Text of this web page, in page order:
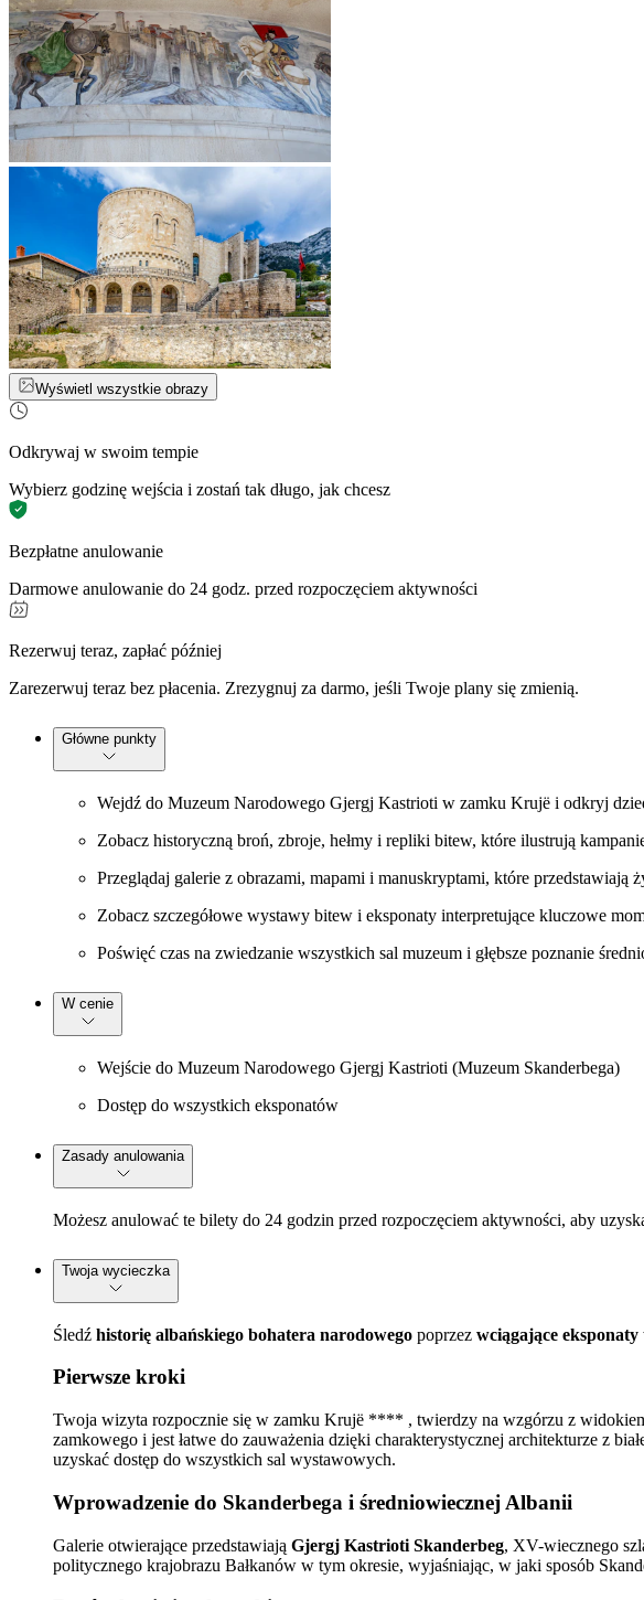
Wyświetl wszystkie obrazy
Odkrywaj w swoim tempie
Wybierz godzinę wejścia i zostań tak długo, jak chcesz
Bezpłatne anulowanie
Darmowe anulowanie do 24 godz. przed rozpoczęciem aktywności
Rezerwuj teraz, zapłać później
Zarezerwuj teraz bez płacenia. Zrezygnuj za darmo, jeśli Twoje plany się zmienią.
Główne punkty
Wejdź do Muzeum Narodowego Gjergj Kastrioti w zamku Krujë i odkryj
Zobacz historyczną broń, zbroje, hełmy i repliki bitew, które ilustrują
Przeglądaj galerie z obrazami, mapami i manuskryptami, które
Zobacz szczegółowe wystawy bitew i eksponaty interpretujące kluczowe
Poświęć czas na zwiedzanie wszystkich sal muzeum i głębsze poznanie
W cenie
Wejście do Muzeum Narodowego Gjergj Kastrioti (Muzeum Skanderbega)
Dostęp do wszystkich eksponatów
Zasady anulowania
Możesz anulować te bilety do 24 godzin przed rozpoczęciem aktywności, aby
Twoja wycieczka
Śledź historię albańskiego bohatera narodowego poprzez wciągające eksponaty
Pierwsze kroki
Twoja wizyta rozpocznie się w zamku Krujë **** , twierdzy na wzgórzu z
zamkowego i jest łatwe do zauważenia dzięki charakterystycznej architekturze z
uzyskać dostęp do wszystkich sal wystawowych.
Wprowadzenie do Skanderbega i średniowiecznej Albanii
Galerie otwierające przedstawiają Gjergj Kastrioti Skanderbeg, XV-wiecznego
politycznego krajobrazu Bałkanów w tym okresie, wyjaśniając, w jaki sposób